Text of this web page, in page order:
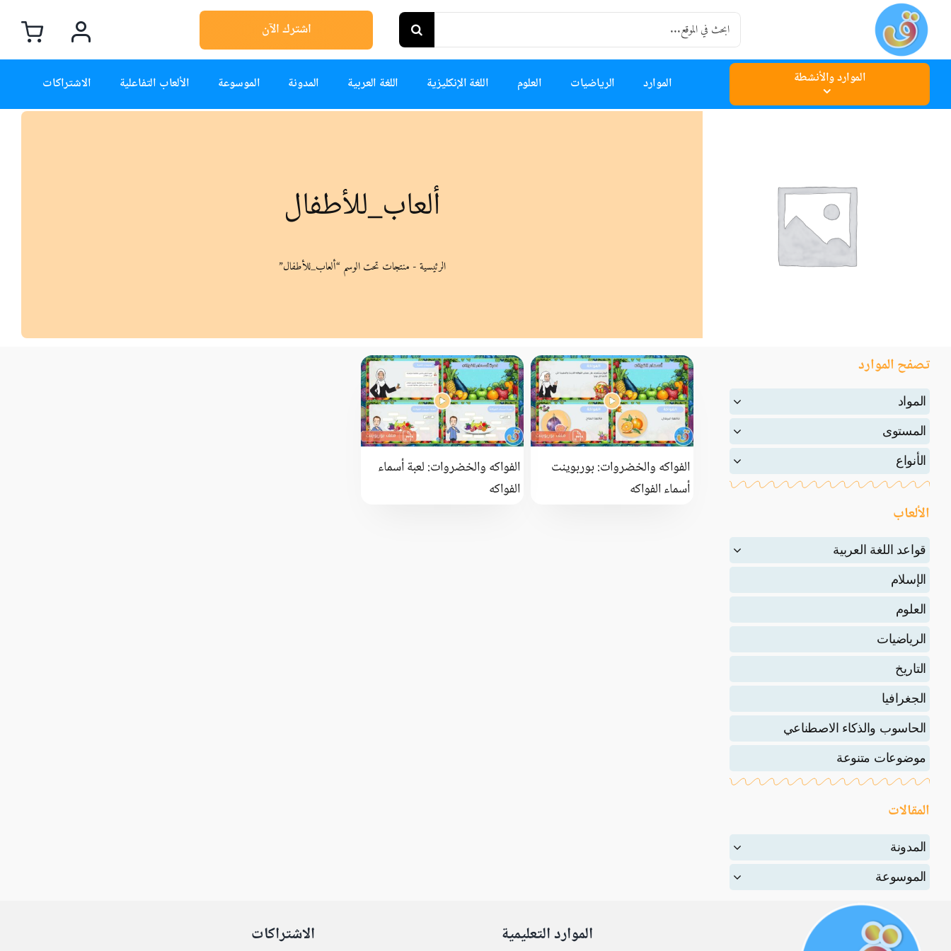
content
Search
for:
اشترك الآن
الموارد والأنشطة الموارد الرياضيات العلوم اللغة الإنكليزية اللغة العربية المدونة الموسوعة الألعاب التفاعلية الاشتراكات
ألعاب_للأطفال
الرئيسية- منتجات تحت الوسم “ألعاب_للأطفال”
تصفح الموارد
المواد
المستوى
الأنواع
الألعاب
قواعد اللغة العربية
الإسلام
العلوم
الرياضيات
التاريخ
الجغرافيا
الحاسوب والذكاء الاصطناعي
موضوعات متنوعة
المقالات
المدونة
الموسوعة
الفواكه والخضروات: بوربوينت
أسماء الفواكه
الفواكه والخضروات: لعبة أسماء
الفواكه
الموارد التعليمية الاشتراكات